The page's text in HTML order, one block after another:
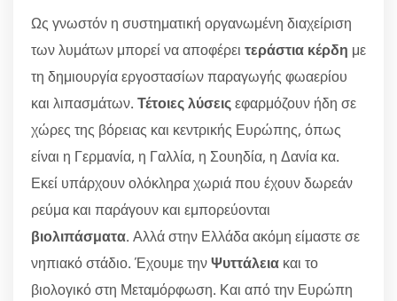
Ως γνωστόν η συστηματική οργανωμένη διαχείριση
των λυμάτων μπορεί να αποφέρει τεράστια κέρδη με
τη δημιουργία εργοστασίων παραγωγής φωαερίου
και λιπασμάτων. Τέτοιες λύσειςεφαρμόζουν ήδη σε
χώρες της βόρειας και κεντρικής Ευρώπης, όπως
είναι η Γερμανία, η Γαλλία, η Σουηδία, η Δανία κα.
Εκεί υπάρχουν ολόκληρα χωριά που έχουν δωρεάν
ρεύμα και παράγουν και εμπορεύονται
βιολιπάσματα. Αλλά στην Ελλάδα ακόμη είμαστε σε
νηπιακό στάδιο. Έχουμε τηνΨυττάλεια και το
βιολογικό στη Μεταμόρφωση. Και από την Ευρώπη